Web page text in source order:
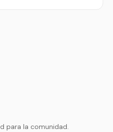
para la comunidad.